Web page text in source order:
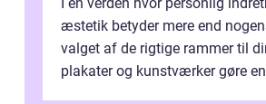
I en verden hvor personlig
æstetik betyder mere end
valget af de rigtige rammer til
plakater og kunstværker gøre